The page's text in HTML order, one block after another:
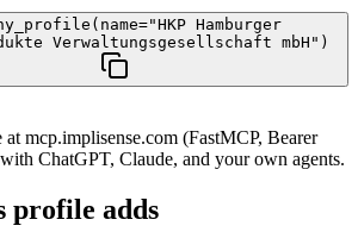
Hamburger
Verwaltungsgesellschaft mbH")
mcp.implisense.com (FastMCP, Bearer
ChatGPT, Claude, and your own agents.
profile adds